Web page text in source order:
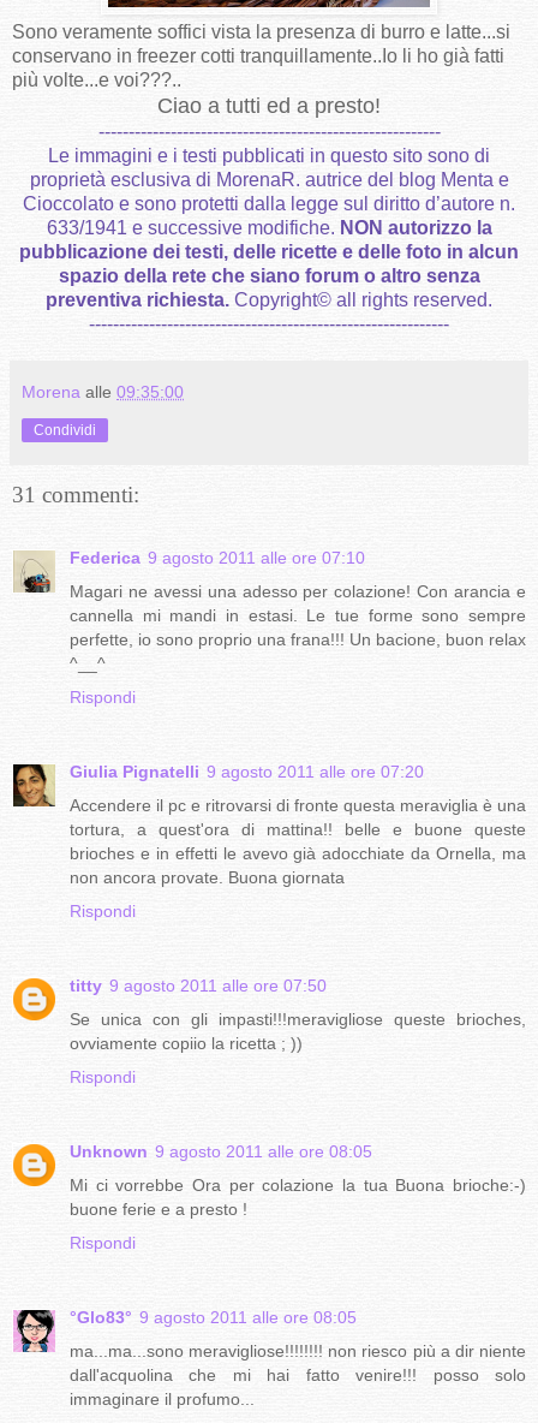
Sono veramente soffici vista la presenza di burro e latte...si
conservano in freezer cotti tranquillamente..Io li ho già fatti
più volte...e voi???..
Ciao a tutti ed a presto!
---------------------------------------------------------
Le immagini e i testi pubblicati in questo sito sono di
proprietà esclusiva di MorenaR. autrice del blog Menta e
Cioccolato e sono protetti dalla legge sul diritto d’autore n.
633/1941 e successive modifiche. NON autorizzo la
pubblicazione dei testi, delle ricette e delle foto in alcun
spazio della rete che siano forum o altro senza
preventiva richiesta. Copyright© all rights reserved.
------------------------------------------------------------
Morena alle 09:35:00
Condividi
31 commenti:
Federica 9 agosto 2011 alle ore 07:10
Magari ne avessi una adesso per colazione! Con arancia e
cannella mi mandi in estasi. Le tue forme sono sempre
perfette, io sono proprio una frana!!! Un bacione, buon relax
^__^
Rispondi
Giulia Pignatelli 9 agosto 2011 alle ore 07:20
Accendere il pc e ritrovarsi di fronte questa meraviglia è una
tortura, a quest'ora di mattina!! belle e buone queste
brioches e in effetti le avevo già adocchiate da Ornella, ma
non ancora provate. Buona giornata
Rispondi
titty 9 agosto 2011 alle ore 07:50
Se unica con gli impasti!!!meravigliose queste brioches,
ovviamente copiio la ricetta ; ))
Rispondi
Unknown 9 agosto 2011 alle ore 08:05
Mi ci vorrebbe Ora per colazione la tua Buona brioche:-)
buone ferie e a presto !
Rispondi
°Glo83° 9 agosto 2011 alle ore 08:05
ma...ma...sono meravigliose!!!!!!!! non riesco più a dir niente
dall'acquolina che mi hai fatto venire!!! posso solo
immaginare il profumo...